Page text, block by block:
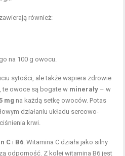
również:
na 100 g owocu.
sytości, ale także wspiera zdrowie
te owoce są bogate w minerały – w
mg na każdą setkę owoców. Potas
działaniu układu sercowo-
krwi.
C i B6. Witamina C działa jako silny
odporność. Z kolei witamina B6 jest